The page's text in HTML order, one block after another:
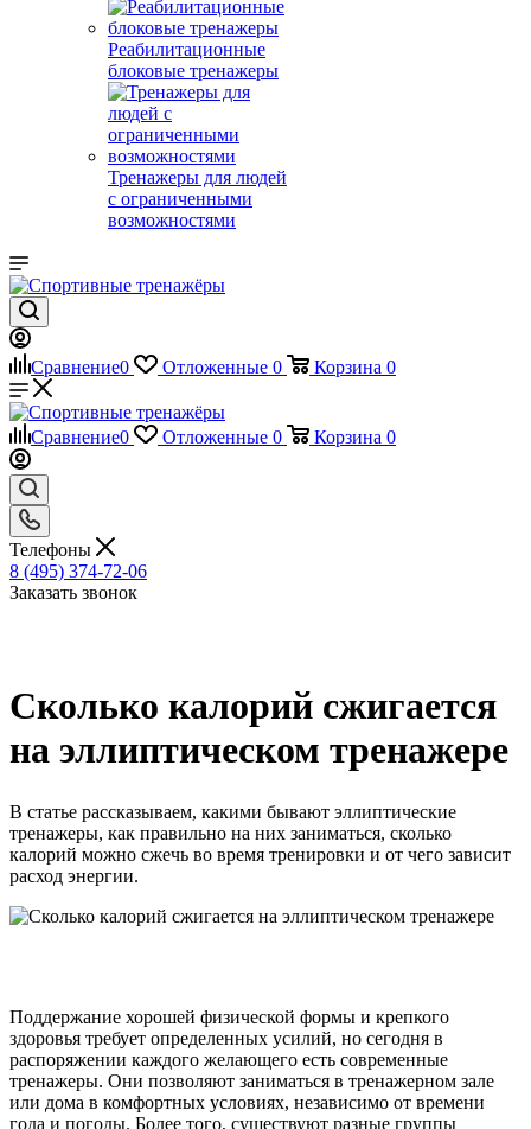
Реабилитационные
блоковые тренажеры
Тренажеры для людей
с ограниченными
возможностями
Сравнение0 Отложенные 0 Корзина 0
Сравнение0 Отложенные 0 Корзина 0
Телефоны
8 (495) 374-72-06
Заказать звонок
Сколько калорий сжигается
на эллиптическом тренажере
В статье рассказываем, какими бывают эллиптические
тренажеры, как правильно на них заниматься, сколько
калорий можно сжечь во время тренировки и от чего зависит
расход энергии.
Поддержание хорошей физической формы и крепкого
здоровья требует определенных усилий, но сегодня в
распоряжении каждого желающего есть современные
тренажеры. Они позволяют заниматься в тренажерном зале
или дома в комфортных условиях, независимо от времени
года и погоды. Более того, существуют разные группы